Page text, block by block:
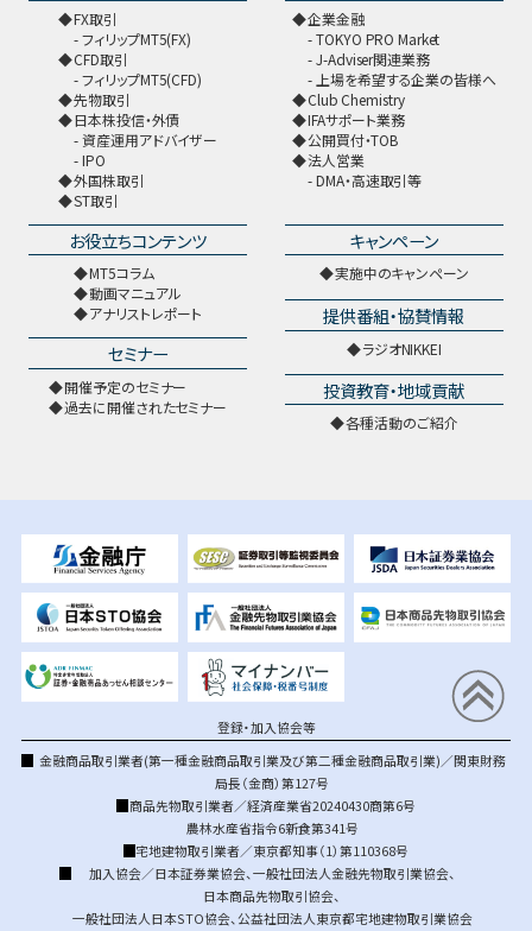
FX取引
フィリップMT5(FX)
CFD取引
フィリップMT5(CFD)
先物取引
日本株投信・外債
資産運用アドバイザー
IPO
外国株取引
ST取引
企業金融
TOKYO PRO Market
J-Adviser関連業務
上場を希望する企業の皆様へ
Club Chemistry
IFAサポート業務
公開買付・TOB
法人営業
DMA・高速取引等
お役立ちコンテンツ
MT5コラム
動画マニュアル
アナリストレポート
セミナー
開催予定のセミナー
過去に開催されたセミナー
キャンペーン
実施中のキャンペーン
提供番組・協賛情報
ラジオNIKKEI
投資教育・地域貢献
各種活動のご紹介
登録・加入協会等
金融商品取引業者(第一種金融商品取引業及び第二種金融商品取引業)／関東財務
局長（金商）第127号
商品先物取引業者／経済産業省20240430商第6号
農林水産省指令6新食第341号
宅地建物取引業者／東京都知事（1）第110368号
加入協会／日本証券業協会、 一般社団法人金融先物取引業協会、
日本商品先物取引協会、
一般社団法人日本STO協会、 公益社団法人東京都宅地建物取引業協会